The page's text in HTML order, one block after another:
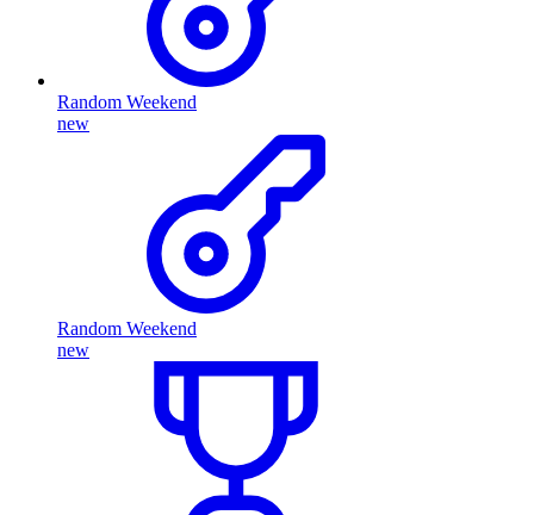
Random Weekend
new
Random Weekend
new